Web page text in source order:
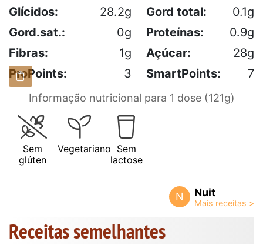
Glícidos: 28.2g Gord total:
0.1g
Gord.sat.:
0g Proteínas:
0.9g
Fibras:
1g Açúcar:
28g
ProPoints:
3 SmartPoints: 7
Informação nutricional para 1 dose (121g)
Sem
glúten
Vegetariano Sem
lactose
N Nuit
Receitas semelhantes